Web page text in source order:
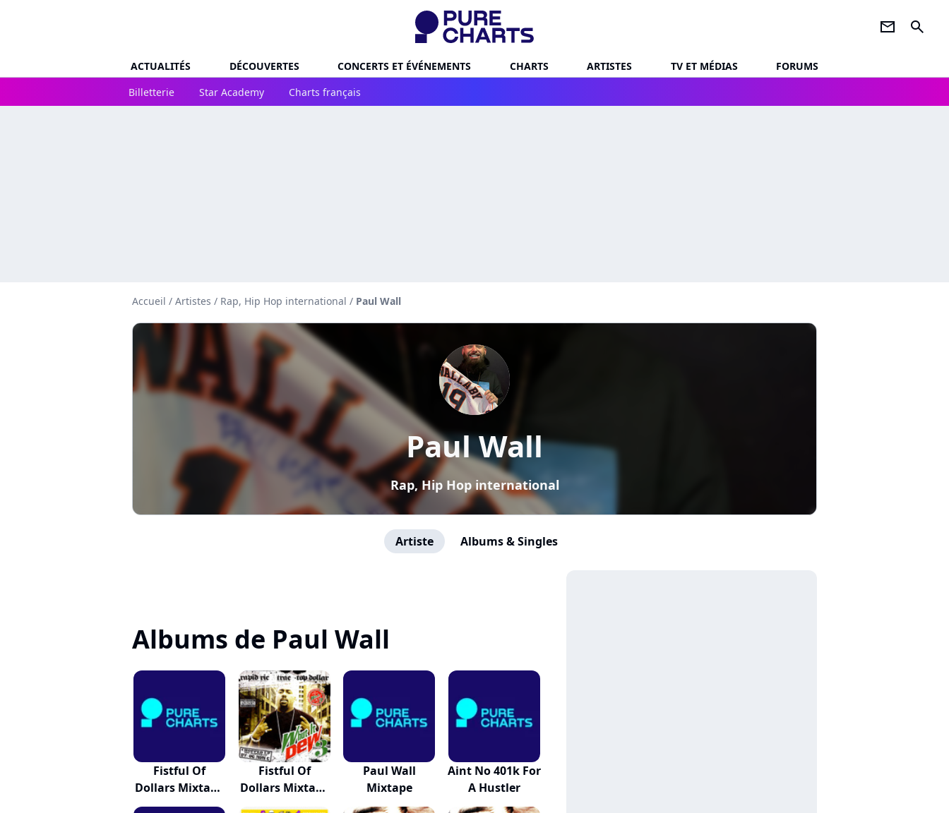
newsletter search
ACTUALITÉS DÉCOUVERTES CONCERTS ET ÉVÉNEMENTS CHARTS ARTISTES TV ET MÉDIAS
FORUMS
Billetterie
Star Academy Charts français
Accueil / Artistes / Rap, Hip Hop international / Paul Wall
Paul Wall
Rap, Hip Hop international
Artiste Albums & Singles
Albums de Paul Wall
Fistful Of
Dollars Mixtape
(2...
Fistful Of
Dollars Mixtape
Paul Wall
Mixtape
Aint No 401k For
A Hustler